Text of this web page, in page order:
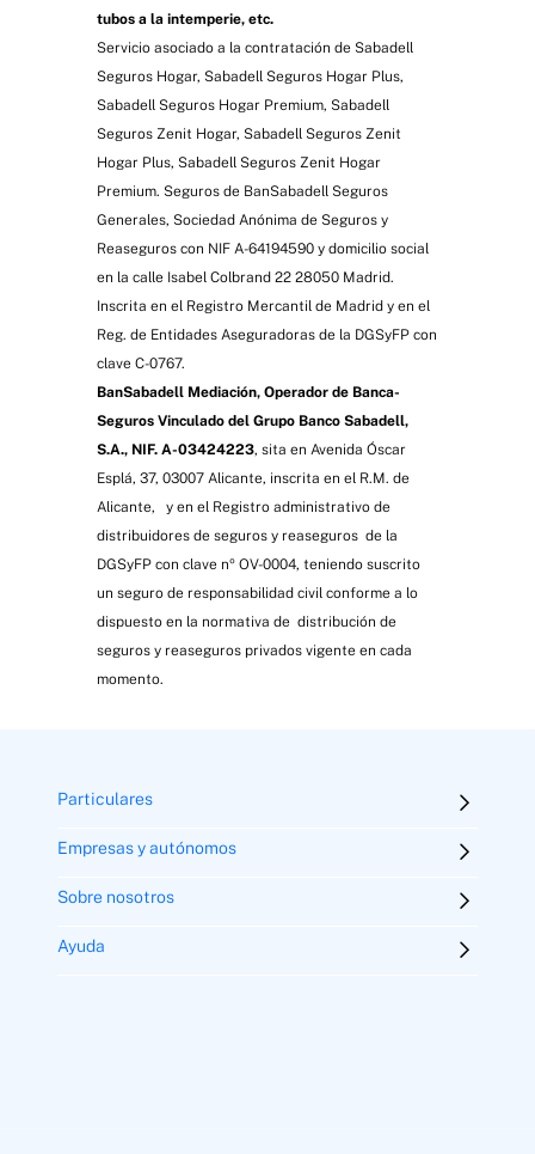
tubos a la intemperie, etc.
Servicio asociado a la contratación de Sabadell
Seguros Hogar, Sabadell Seguros Hogar Plus,
Sabadell Seguros Hogar Premium, Sabadell
Seguros Zenit Hogar, Sabadell Seguros Zenit
Hogar Plus, Sabadell Seguros Zenit Hogar
Premium. Seguros de BanSabadell Seguros
Generales, Sociedad Anónima de Seguros y
Reaseguros con NIF A-64194590 y domicilio social
en la calle Isabel Colbrand 22 28050 Madrid.
Inscrita en el Registro Mercantil de Madrid y en el
Reg. de Entidades Aseguradoras de la DGSyFP con
clave C-0767.
BanSabadell Mediación, Operador de Banca-
Seguros Vinculado del Grupo Banco Sabadell,
S.A., NIF. A-03424223, sita en Avenida Óscar
Esplá, 37, 03007 Alicante, inscrita en el R.M. de
Alicante, y en el Registro administrativo de
distribuidores de seguros y reaseguros de la
DGSyFP con clave nº OV-0004, teniendo suscrito
un seguro de responsabilidad civil conforme a lo
dispuesto en la normativa de distribución de
seguros y reaseguros privados vigente en cada
momento.
Particulares
Empresas y autónomos
Sobre nosotros
Ayuda